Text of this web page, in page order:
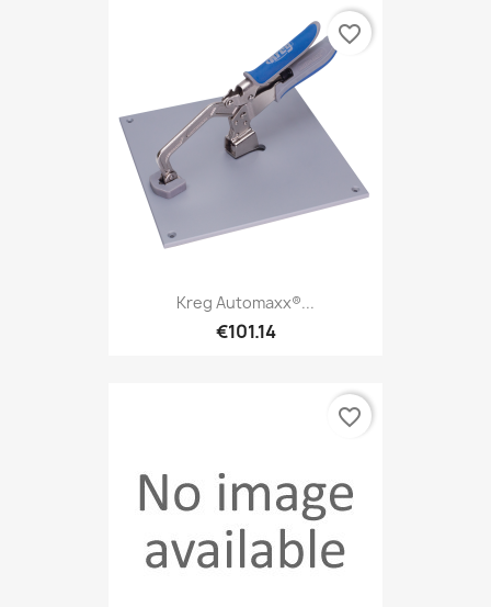
Kreg Automaxx®...
€101.14
favorite_border
favorite_border